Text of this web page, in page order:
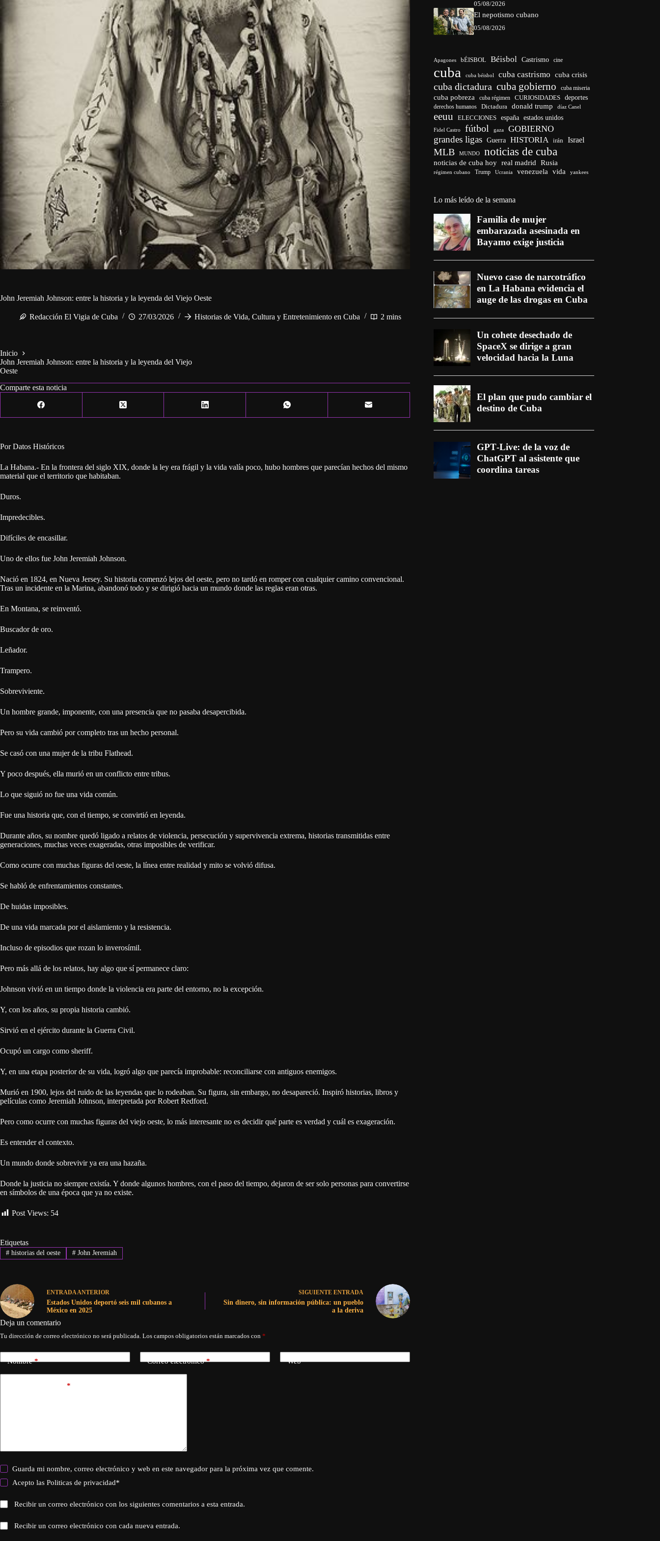
John Jeremiah Johnson: entre la historia y la leyenda del Viejo Oeste
Redacción El Vigia de Cuba 27/03/2026 Historias de Vida, Cultura y Entretenimiento en Cuba 2 mins
Inicio
John Jeremiah Johnson: entre la historia y la leyenda del Viejo
Oeste
Comparte esta noticia
Por Datos Históricos
La Habana.- En la frontera del siglo XIX, donde la ley era frágil y la vida valía poco, hubo hombres que parecían hechos del mismo
material que el territorio que habitaban.
Duros.
Impredecibles.
Difíciles de encasillar.
Uno de ellos fue John Jeremiah Johnson.
Nació en 1824, en Nueva Jersey. Su historia comenzó lejos del oeste, pero no tardó en romper con cualquier camino convencional.
Tras un incidente en la Marina, abandonó todo y se dirigió hacia un mundo donde las reglas eran otras.
En Montana, se reinventó.
Buscador de oro.
Leñador.
Trampero.
Sobreviviente.
Un hombre grande, imponente, con una presencia que no pasaba desapercibida.
Pero su vida cambió por completo tras un hecho personal.
Se casó con una mujer de la tribu Flathead.
Y poco después, ella murió en un conflicto entre tribus.
Lo que siguió no fue una vida común.
Fue una historia que, con el tiempo, se convirtió en leyenda.
Durante años, su nombre quedó ligado a relatos de violencia, persecución y supervivencia extrema, historias transmitidas entre
generaciones, muchas veces exageradas, otras imposibles de verificar.
Como ocurre con muchas figuras del oeste, la línea entre realidad y mito se volvió difusa.
Se habló de enfrentamientos constantes.
De huidas imposibles.
De una vida marcada por el aislamiento y la resistencia.
Incluso de episodios que rozan lo inverosímil.
Pero más allá de los relatos, hay algo que sí permanece claro:
Johnson vivió en un tiempo donde la violencia era parte del entorno, no la excepción.
Y, con los años, su propia historia cambió.
Sirvió en el ejército durante la Guerra Civil.
Ocupó un cargo como sheriff.
Y, en una etapa posterior de su vida, logró algo que parecía improbable: reconciliarse con antiguos enemigos.
Murió en 1900, lejos del ruido de las leyendas que lo rodeaban. Su figura, sin embargo, no desapareció. Inspiró historias, libros y
películas como Jeremiah Johnson, interpretada por Robert Redford.
Pero como ocurre con muchas figuras del viejo oeste, lo más interesante no es decidir qué parte es verdad y cuál es exageración.
Es entender el contexto.
Un mundo donde sobrevivir ya era una hazaña.
Donde la justicia no siempre existía. Y donde algunos hombres, con el paso del tiempo, dejaron de ser solo personas para convertirse
en símbolos de una época que ya no existe.
Post Views: 54
Etiquetas
#historias del oeste #John Jeremiah
ENTRADAANTERIOR
Estados Unidos deportó seis mil cubanos a
México en 2025
SIGUIENTE ENTRADA
Sin dinero, sin información pública: un pueblo
a la deriva
Deja un comentario
Tu dirección de correo electrónico no será publicada. Los campos obligatorios están marcados con *
Nombre* Correo electrónico* Web
*
Guarda mi nombre, correo electrónico y web en este navegador para la próxima vez que comente.
Acepto lasPoliticas de privacidad*
Recibir un correo electrónico con los siguientes comentarios a esta entrada.
Recibir un correo electrónico con cada nueva entrada.
05/08/2026
El nepotismo cubano
05/08/2026
Apagones bÉISBOL Béisbol Castrismo cine
cuba cuba béisbol cuba castrismo cuba crisis
cuba dictadura cuba gobierno cuba miseria
cuba pobreza cuba régimen CURIOSIDADES deportes
derechos humanos Dictadura donald trump díaz Canel
eeuu ELECCIONES españa estados unidos
Fidel Castro fútbol gaza GOBIERNO
grandes ligas Guerra HISTORIA irán Israel
MLB MUNDO noticias de cuba
noticias de cuba hoy real madrid Rusia
régimen cubano Trump Ucrania venezuela vida yankees
Lo más leído de la semana